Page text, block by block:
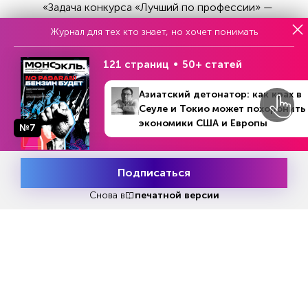
«Задача конкурса «Лучший по профессии» —
дела, привлечь внимание к рабочим
профессиям. С каждым днем растет число
прошедших программы бесплатного
переобучения в рамках нацпроекта «Кадры», и
номинация «Второй старт» как раз призвана
поддержать тех, кто не побоялся начать
заново свой карьерный путь. На текущий
момент по этой спецноминации
запланировано порядка 20 региональных
этапов в разных субъектах страны и подано
Попробовать
Журнал для тех кто знает, но хочет понимать
№7
121 страниц 50+ статей
Азиатский детонатор: как крах в
Сеуле и Токио может похоронить
экономики США и Европы
Подписаться
Снова в печатной версии